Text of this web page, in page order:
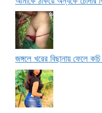
জঙ্গলে খরের বিছানায় ফেলে